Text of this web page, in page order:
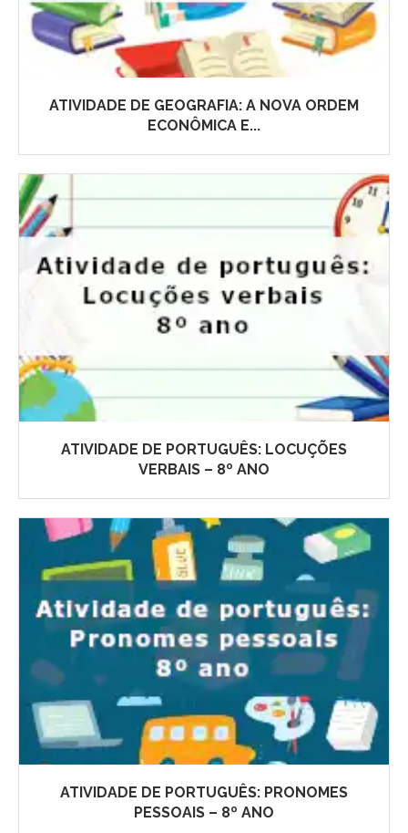
ATIVIDADE DE GEOGRAFIA: A NOVA ORDEM
ECONÔMICA E...
ATIVIDADE DE PORTUGUÊS: LOCUÇÕES
VERBAIS – 8º ANO
ATIVIDADE DE PORTUGUÊS: PRONOMES
PESSOAIS – 8º ANO